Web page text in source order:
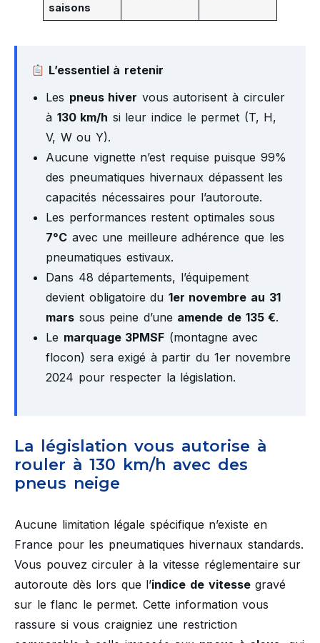
saisons
L’essentiel à retenir
Les pneus hiver vous autorisent à circuler
à 130 km/h si leur indice le permet (T, H,
V, W ou Y).
Aucune vignette n’est requise puisque 99%
des pneumatiques hivernaux dépassent les
capacités nécessaires pour l’autoroute.
Les performances restent optimales sous
7°C avec une meilleure adhérence que les
pneumatiques estivaux.
Dans 48 départements, l’équipement
devient obligatoire du 1er novembre au 31
mars sous peine d’une amende de 135 €.
Le marquage 3PMSF (montagne avec
flocon) sera exigé à partir du 1er novembre
2024 pour respecter la législation.
La législation vous autorise à
rouler à 130 km/h avec des
pneus neige
Aucune limitation légale spécifique n’existe en
France pour les pneumatiques hivernaux standards.
Vous pouvez circuler à la vitesse réglementaire sur
autoroute dès lors que l’indice de vitessegravé
sur le flanc le permet. Cette information vous
rassure si vous craigniez une restriction